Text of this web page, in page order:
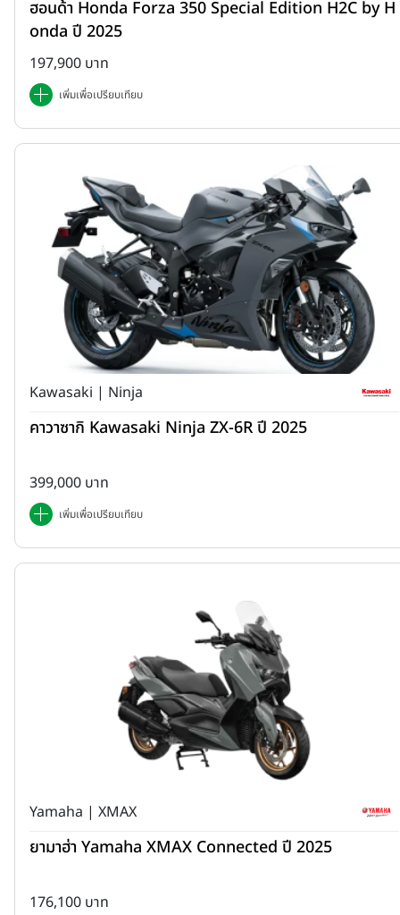
ฮอนด้า Honda Forza 350 Special Edition H2C by H
onda ปี 2025
197,900 บาท
เพิ่มเพื่อเปรียบเทียบ
Kawasaki | Ninja
คาวาซากิ Kawasaki Ninja ZX-6R ปี 2025
399,000 บาท
เพิ่มเพื่อเปรียบเทียบ
Yamaha | XMAX
ยามาฮ่า Yamaha XMAX Connected ปี 2025
176,100 บาท